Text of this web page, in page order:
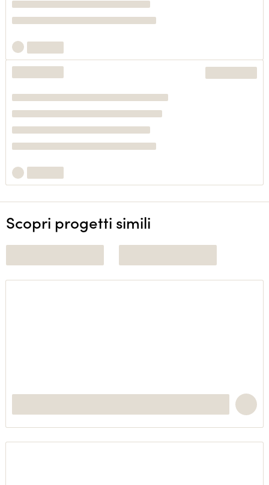
Scopri progetti simili